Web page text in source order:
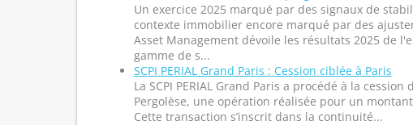
Un exercice 2025 marqué par des signaux de
contexte immobilier encore marqué par des
Asset Management dévoile les résultats 2025 de
gamme de s...
SCPI PERIAL Grand Paris : Cession ciblée à Paris
La SCPI PERIAL Grand Paris a procédé à la cession
Pergolèse, une opération réalisée pour un
Cette transaction s’inscrit dans la continuité...